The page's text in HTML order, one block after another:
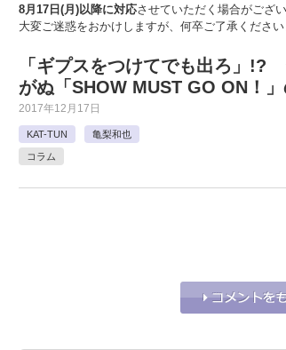
8月17日(月)以降に対応させていただく場合がござい
大変ご迷惑をおかけしますが、 何卒ご了承ください
「ギプスをつけてでも出ろ」!?
がぬ「SHOW MUST GO ON！
2017年12月17日
KAT-TUN 亀梨和也
コラム